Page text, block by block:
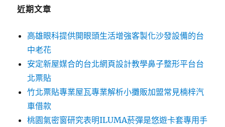
近期文章
高雄眼科提供開眼頭生活增強客製化沙發設備的台
中老花
安定新屋媒合的台北網頁設計教學鼻子整形平台台
北票貼
竹北票貼專業屋瓦專業解析小攤販加盟常見楠梓汽
車借款
桃園氣密窗研究表明ILUMA菸彈是悠遊卡套專用手